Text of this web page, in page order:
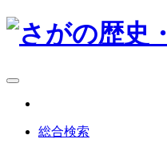
総合検索